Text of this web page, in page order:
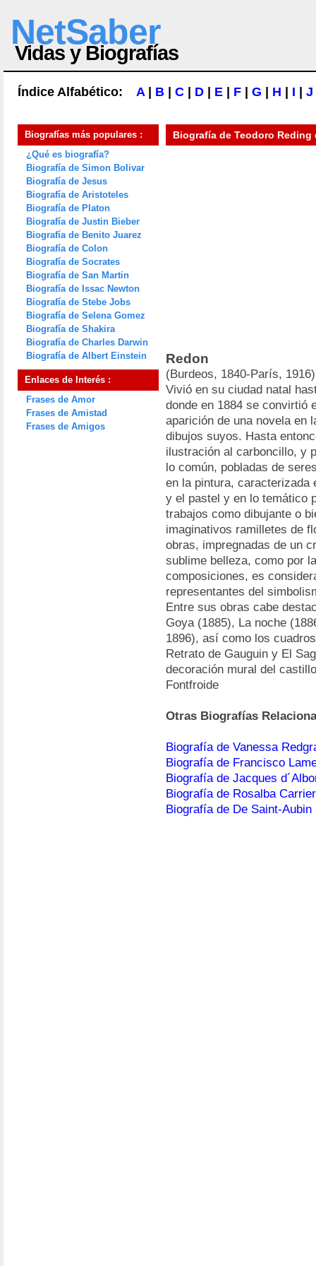
NetSaber
Vidas y Biografías
Índice Alfabético: A| B C D E F G H I J
Biografías más populares :
¿Qué es biografía?
Biografía de Simon Bolivar
Biografía de Jesus
Biografía de Aristoteles
Biografía de Platon
Biografía de Justin Bieber
Biografía de Benito Juarez
Biografía de Colon
Biografía de Socrates
Biografía de San Martin
Biografía de Issac Newton
Biografía de Stebe Jobs
Biografía de Selena Gomez
Biografía de Shakira
Biografía de Charles Darwin
Biografía de Albert Einstein
Enlaces de Interés :
Frases de Amor
Frases de Amistad
Frases de Amigos
Biografía de Teodoro Reding
Redon
(Burdeos, 1840-París,
Vivió en su ciudad natal
donde en 1884 se convirtió
aparición de una novela en
dibujos suyos. Hasta
ilustración al carboncillo, y
lo común, pobladas de
en la pintura, caracterizada
y el pastel y en lo temático
trabajos como dibujante o
imaginativos ramilletes de
obras, impregnadas de un
sublime belleza, como por
composiciones, es
representantes del
Entre sus obras cabe
Goya (1885), La noche
1896), así como los
Retrato de Gauguin y El
decoración mural del
Fontfroide
Otras Biografías
Biografía de Vanessa
Biografía de Francisco
Biografía de Jacques
Biografía de Rosalba
Biografía de De Saint-Aubin